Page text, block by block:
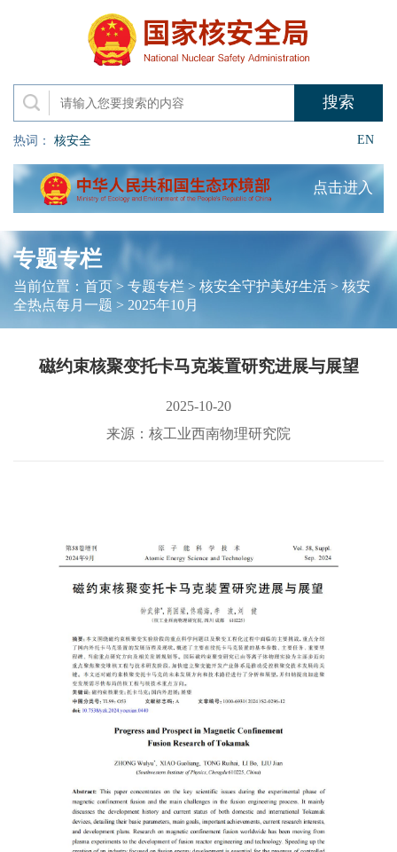
热词： 核安全 EN
点击进入
专题专栏
当前位置： 首页> 专题专栏> 核安全守护美好生活> 核安
全热点每月一题 > 2025年10月
磁约束核聚变托卡马克装置研究进展与展望
2025-10-20
来源：核工业西南物理研究院